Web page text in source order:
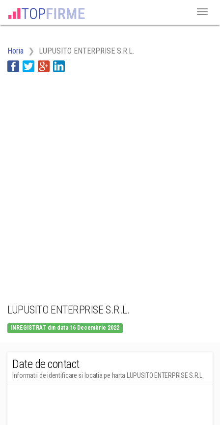
Horia LUPUSITO ENTERPRISE S.R.L.
LUPUSITO ENTERPRISE S.R.L.
INREGISTRAT din data 16 Decembrie 2022
Date de contact
Informatii de identificare si locatia pe harta LUPUSITO ENTERPRISE S.R.L.